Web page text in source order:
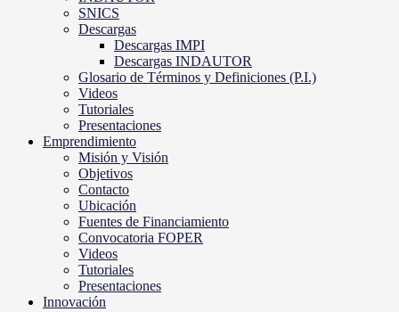
SNICS
Descargas
Descargas IMPI
Descargas INDAUTOR
Glosario de Términos y Definiciones (P.I.)
Videos
Tutoriales
Presentaciones
Emprendimiento
Misión y Visión
Objetivos
Contacto
Ubicación
Fuentes de Financiamiento
Convocatoria FOPER
Videos
Tutoriales
Presentaciones
Innovación